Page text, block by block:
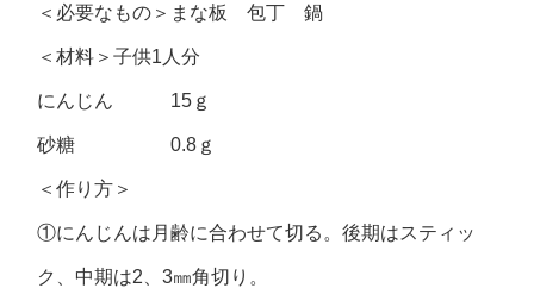
＜必要なもの＞まな板 包丁 鍋
＜材料＞子供1人分
にんじん 15ｇ
砂糖 0.8ｇ
＜作り方＞
①にんじんは月齢に合わせて切る。後期はスティッ
ク、中期は2、3㎜角切り。